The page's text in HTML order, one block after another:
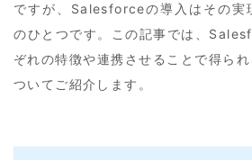
ですが、Salesforceの導入はその実
のひとつです。この記事では、
ぞれの特徴や連携させることで得ら
ついてご紹介します。